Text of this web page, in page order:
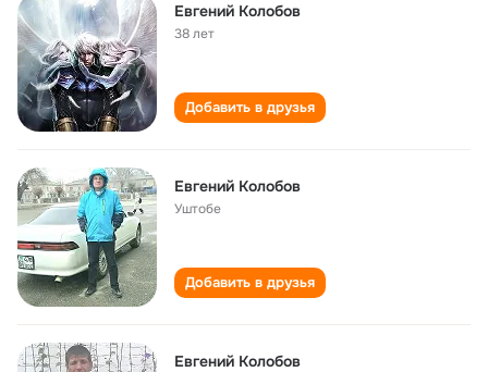
Евгений Колобов
38 лет
Добавить в друзья
Евгений Колобов
Уштобе
Добавить в друзья
Евгений Колобов